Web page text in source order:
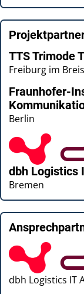
TTS Trimode
Freiburg im
Fraunhofer-
Berlin
dbh Logistics
Bremen
dbh Logistics IT